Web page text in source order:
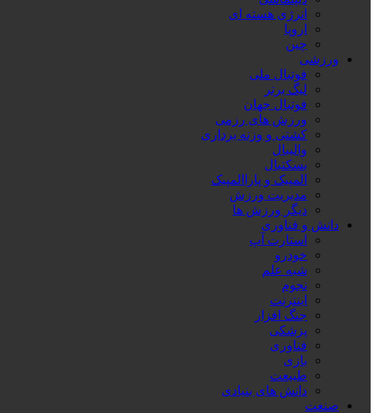
انرژی هسته ای
اروپا
چین
ورزشی
فوتبال ملی
لیگ برتر
فوتبال جهان
ورزش های رزمی
کشتی و وزنه برداری
والیبال
بسکتبال
المپیک و پاراالمپیک
مدیریت ورزش
دیگر ورزش ها
دانش و فناوری
استارت آپ
خودرو
شبه علم
نجوم
اینترنت
جنگ افزار
پزشکی
فناوری
بازی
طبیعت
دانش های بنیادی
صنعت